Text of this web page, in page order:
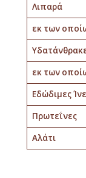
Λιπαρά
εκ των
εκ των
Εδώδιμες
Πρωτεΐνες
Αλάτι